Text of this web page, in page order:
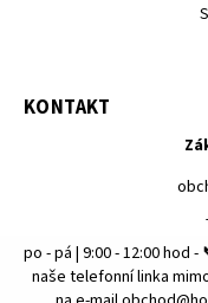
KONTAKT
po - pá | 9:00 - 12:00 hod
naše telefonní linka